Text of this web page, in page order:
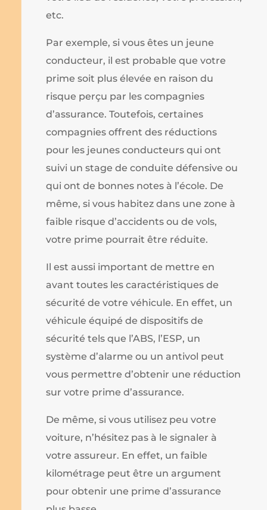
etc.
Par exemple, si vous êtes un jeune
conducteur, il est probable que votre
prime soit plus élevée en raison du
risque perçu par les compagnies
d’assurance. Toutefois, certaines
compagnies offrent des réductions
pour les jeunes conducteurs qui ont
suivi un stage de conduite défensive ou
qui ont de bonnes notes à l’école. De
même, si vous habitez dans une zone à
faible risque d’accidents ou de vols,
votre prime pourrait être réduite.
Il est aussi important de mettre en
avant toutes les caractéristiques de
sécurité de votre véhicule. En effet, un
véhicule équipé de dispositifs de
sécurité tels que l’ABS, l’ESP, un
système d’alarme ou un antivol peut
vous permettre d’obtenir une réduction
sur votre prime d’assurance.
De même, si vous utilisez peu votre
voiture, n’hésitez pas à le signaler à
votre assureur. En effet, un faible
kilométrage peut être un argument
pour obtenir une prime d’assurance